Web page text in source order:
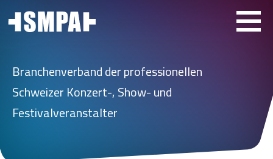
Branchenverband der professionellen
Schweizer Konzert-, Show- und
Festivalveranstalter